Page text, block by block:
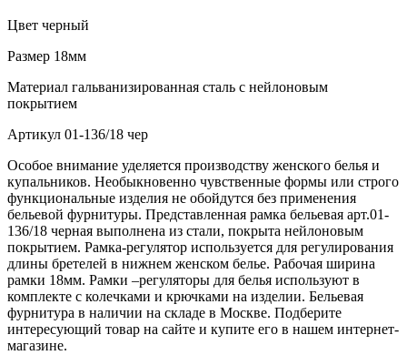
Цвет черный
Размер 18мм
Материал гальванизированная сталь с нейлоновым
покрытием
Артикул 01-136/18 чер
Особое внимание уделяется производству женского белья и
купальников. Необыкновенно чувственные формы или строго
функциональные изделия не обойдутся без применения
бельевой фурнитуры. Представленная рамка бельевая арт.01-
136/18 черная выполнена из стали, покрыта нейлоновым
покрытием. Рамка-регулятор используется для регулирования
длины бретелей в нижнем женском белье. Рабочая ширина
рамки 18мм. Рамки –регуляторы для белья используют в
комплекте с колечками и крючками на изделии. Бельевая
фурнитура в наличии на складе в Москве. Подберите
интересующий товар на сайте и купите его в нашем интернет-
магазине.